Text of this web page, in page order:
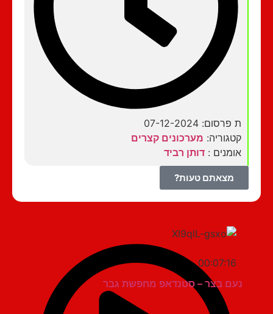
ת פרסום: 07-12-2024
קטגוריה:מערכונים קצרים
אומנים :דותן רביד
מצאתם טעות?
00:07:16
נעם בצר – סטנדאפ מחפשת גבר